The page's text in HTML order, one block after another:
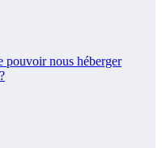
pouvoir nous héberger